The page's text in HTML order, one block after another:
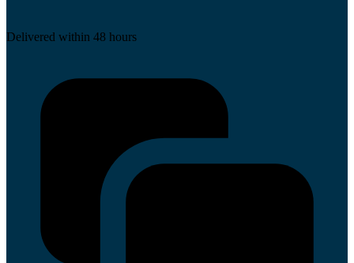
Delivered within 48 hours